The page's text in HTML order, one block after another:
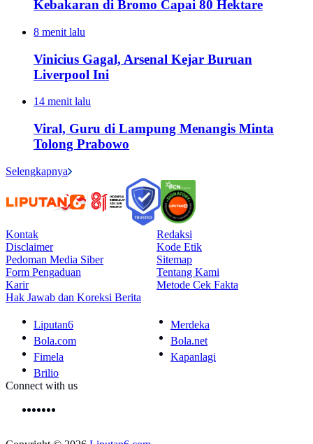
Kebakaran di Bromo Capai 80 Hektare
8 menit lalu
Vinicius Gagal, Arsenal Kejar Buruan
Liverpool Ini
14 menit lalu
Viral, Guru di Lampung Menangis Minta
Tolong Prabowo
Selengkapnya
Kontak
Redaksi
Disclaimer
Kode Etik
Pedoman Media Siber
Sitemap
Form Pengaduan
Tentang Kami
Karir
Metode Cek Fakta
Hak Jawab dan Koreksi Berita
Liputan6
Merdeka
Bola.com
Bola.net
Fimela
Kapanlagi
Brilio
Connect with us